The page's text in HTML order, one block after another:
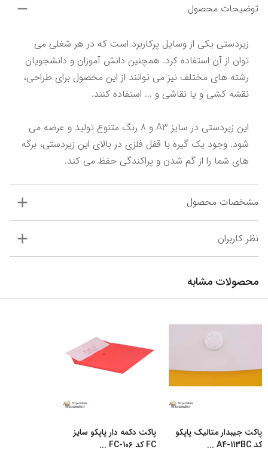
توضیحات محصول
های شما را از گم شدن و پراکندگی حفظ می کند.
مشخصات محصول
نظر کاربران
محصولات مشابه
پاکت جیبدار متالیک پاپکو
کد A4-113BC
...
پاکت دکمه دار پاپکو سایز
FC کد FC-106
...